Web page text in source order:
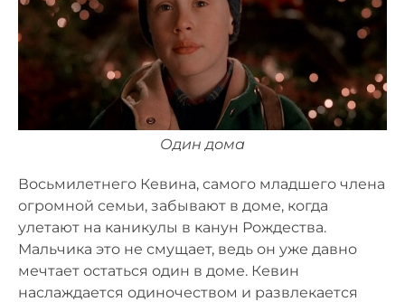
Один дома
Восьмилетнего Кевина, самого младшего члена
огромной семьи, забывают в доме, когда
улетают на каникулы в канун Рождества.
Мальчика это не смущает, ведь он уже давно
мечтает остаться один в доме. Кевин
наслаждается одиночеством и развлекается